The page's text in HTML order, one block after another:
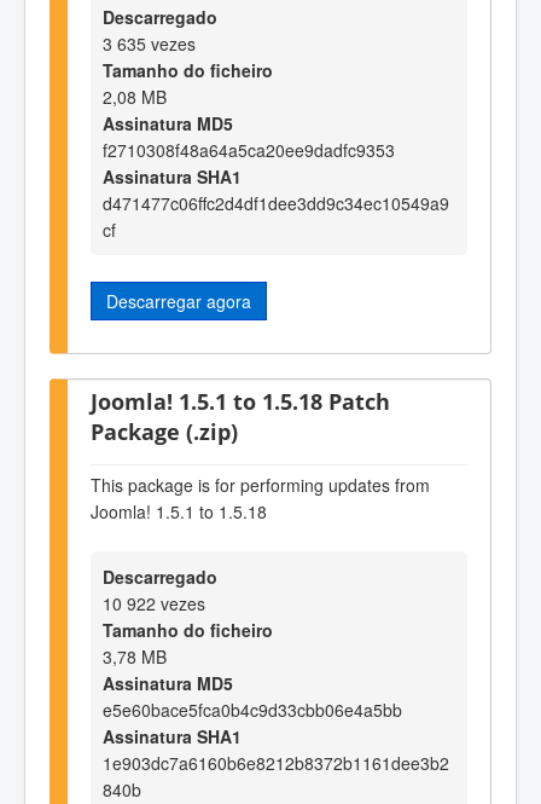
Descarregado
3 635 vezes
Tamanho do ficheiro
2,08 MB
Assinatura MD5
f2710308f48a64a5ca20ee9dadfc9353
Assinatura SHA1
d471477c06ffc2d4df1dee3dd9c34ec10549a9
cf
Descarregar agora
Joomla! 1.5.1 to 1.5.18 Patch
Package (.zip)
This package is for performing updates from
Joomla! 1.5.1 to 1.5.18
Descarregado
10 922 vezes
Tamanho do ficheiro
3,78 MB
Assinatura MD5
e5e60bace5fca0b4c9d33cbb06e4a5bb
Assinatura SHA1
1e903dc7a6160b6e8212b8372b1161dee3b2
840b